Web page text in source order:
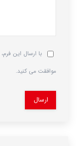
با ارسال این
موافقت می کنید.
ارسال